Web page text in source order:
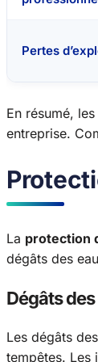
Pertes
En résumé, les
entreprise.
La protection
dégâts des
Dégâts
Les dégâts
tempêtes. Les